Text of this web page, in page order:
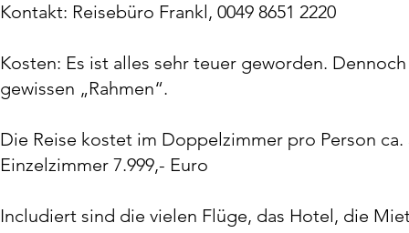
Kontakt: Reisebüro Frankl, 0049 8651 2220
Kosten: Es ist alles sehr teuer geworden.
gewissen „Rahmen“.
Die Reise kostet im Doppelzimmer pro Person ca.
Einzelzimmer 7.999,- Euro
Includiert sind die vielen Flüge, das Hotel, die